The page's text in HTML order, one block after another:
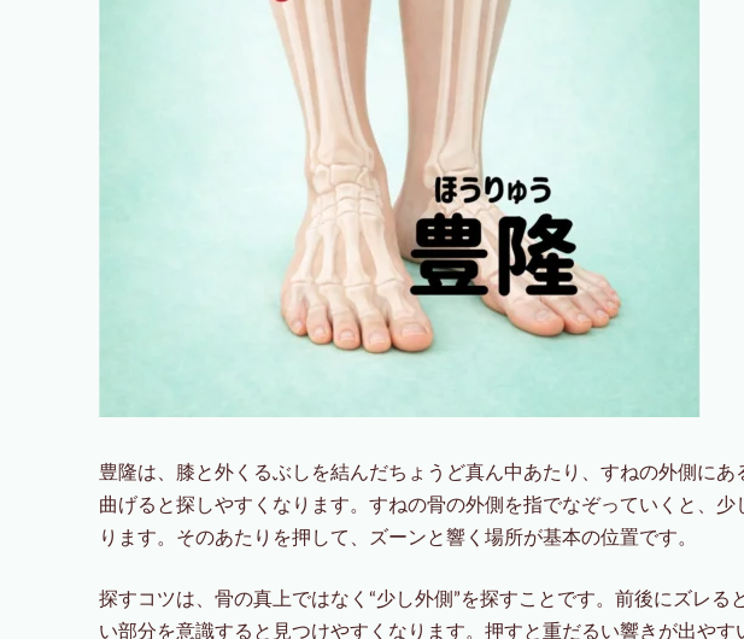
豊隆は、膝と外くるぶしを結んだちょうど真ん中あたり、すねの外側にあ
曲げると探しやすくなります。すねの骨の外側を指でなぞっていくと、
ります。そのあたりを押して、ズーンと響く場所が基本の位置です。
探すコツは、骨の真上ではなく“少し外側”を探すことです。前後にズレる
い部分を意識すると見つけやすくなります。押すと重だるい響きが出や